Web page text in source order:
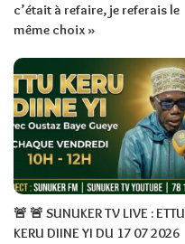
c’était à refaire, je referais le
même choix »
🚨 🚨 SUNUKER TV LIVE : ETTU
KERU DIINE YI DU 17 07 2026